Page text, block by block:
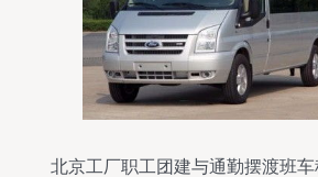
北京工厂职工团建与通勤摆渡班